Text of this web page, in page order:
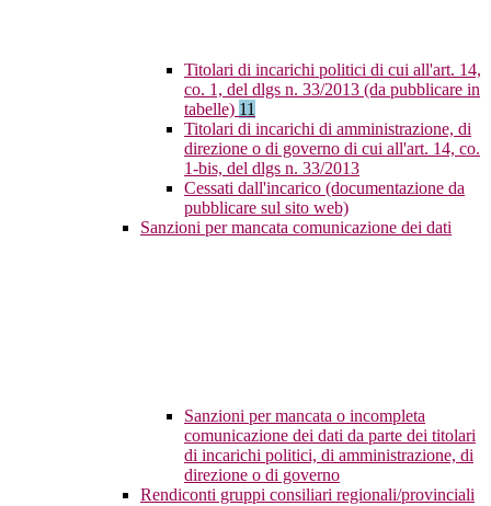
Titolari di incarichi politici di cui all'art. 14,
co. 1, del dlgs n. 33/2013 (da pubblicare in
tabelle) 11
Titolari di incarichi di amministrazione, di
direzione o di governo di cui all'art. 14, co.
1-bis, del dlgs n. 33/2013
Cessati dall'incarico (documentazione da
pubblicare sul sito web)
Sanzioni per mancata comunicazione dei dati
Sanzioni per mancata o incompleta
comunicazione dei dati da parte dei titolari
di incarichi politici, di amministrazione, di
direzione o di governo
Rendiconti gruppi consiliari regionali/provinciali